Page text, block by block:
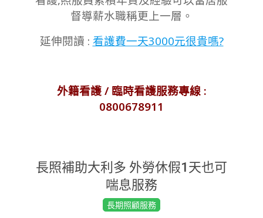
督導薪水職稱更上一層。
延伸閱讀 : 看護費一天3000元很貴嗎?
外籍看護 / 臨時看護服務專線 :
0800678911
長照補助大利多 外勞休假1天也可
喘息服務
長期照顧服務